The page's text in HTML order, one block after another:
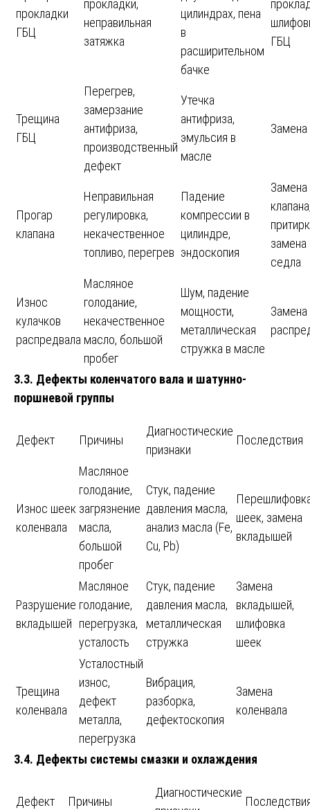
прокладки
ГБЦ
прокладки,
неправильная
затяжка
цилиндрах, пена
в
расширительном
бачке
ГБЦ
Трещина
ГБЦ
Перегрев,
замерзание
антифриза,
производственный
дефект
Утечка
антифриза,
эмульсия в
масле
Прогар
клапана
Неправильная
регулировка,
некачественное
топливо, перегрев
Падение
компрессии в
цилиндре,
эндоскопия
Замена
замена
седла
Износ
кулачков
распредвала
Масляное
голодание,
некачественное
масло, большой
пробег
Шум, падение
мощности,
металлическая
стружка в масле
Замена
3.3. Дефекты коленчатого вала и шатунно-
поршневой группы
Дефект Причины
Диагностические
признаки
Последствия
Износ шеек
коленвала
Масляное
голодание,
загрязнение
масла,
большой
пробег
Стук, падение
давления масла,
анализ масла (Fe,
Cu, Pb)
шеек, замена
вкладышей
Разрушение
вкладышей
Масляное
голодание,
перегрузка,
усталость
Стук, падение
давления масла,
металлическая
стружка
Замена
вкладышей,
шлифовка
шеек
Трещина
коленвала
Усталостный
износ,
дефект
металла,
перегрузка
Вибрация,
разборка,
дефектоскопия
Замена
коленвала
3.4. Дефекты системы смазки и охлаждения
Дефект Причины
Диагностические